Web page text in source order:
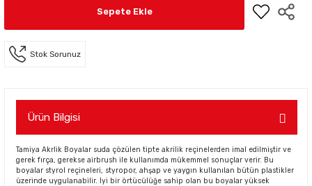
Sepete Ekle
Stok Sorunuz
Ürün Bilgisi
Tamiya Akrlik Boyalar suda çözülen tipte akrilik reçinelerden imal edilmiştir ve
gerek fırça, gerekse airbrush ile kullanımda mükemmel sonuçlar verir. Bu
boyalar styrol reçineleri, styropor, ahşap ve yaygın kullanılan bütün plastikler
üzerinde uygulanabilir. İyi bir örtücülüğe sahip olan bu boyalar yüksek